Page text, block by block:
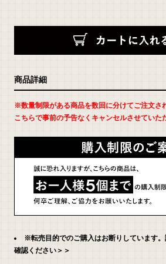
返
品
て
の
詳
商品詳細
※数量制限がある商品を数回に分けてご注文さ
こちらで事前の予告なくキャンセルさせていた
※転売目的でのご購入はお断りしています
確認ください＞＞